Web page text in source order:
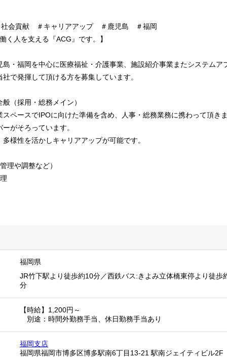
会貢献 ＃キャリアアップ ＃鹿児島 ＃福岡
く人を支える『ACG』です。】
・福岡を中心に医療福祉・介護事業、施設紹介事業またシステムア
で発揮して頂ける方を募集しています。
（採用・総務メイン）
ペースでIPOに向けた準備を含め、人事・総務業務に携わって頂き
がそろっています。
様性を活かしキャリアアップが可能です。
理や調整など）
福岡県
JR竹下駅より徒歩約10分／西鉄バス:きよみ立体橋東停より徒歩
分
【時給】1,200円～
別途：時間外勤務手当、休日勤務手当あり
福岡支店
福岡県福岡市博多区博多駅南6丁目13-21 駅南ジェイティビル2F